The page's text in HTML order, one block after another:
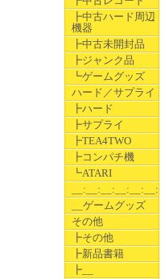
┣中古ハード周辺
機器
┣中古未開封品
┣ジャンク品
┗ゲームグッズ
ハード／サプライ
┣ハード
┣サプライ
┣TEA4TWO
┣コンパチ機
┗ATARI
__:__:__:__:__:__:__
__ゲームグッズ
その他
┣その他
┣新品書籍
┣__